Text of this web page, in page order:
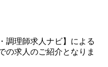
調理師求人ナビ】による
の求人のご紹介となりま